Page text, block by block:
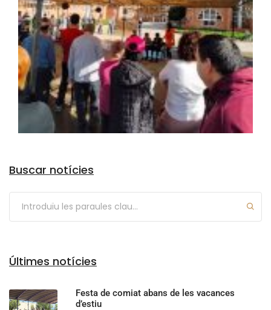
Buscar notícies
Últimes notícies
Festa de comiat abans de les vacances
d’estiu